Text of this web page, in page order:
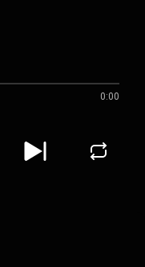
0:00